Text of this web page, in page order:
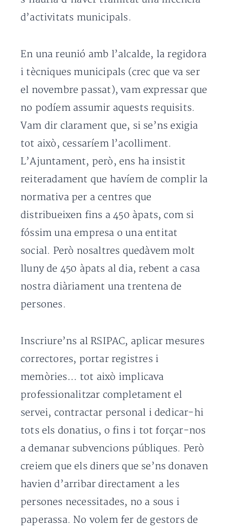
d’activitats municipals.
En una reunió amb l’alcalde, la regidora
i tècniques municipals (crec que va ser
el novembre passat), vam expressar que
no podíem assumir aquests requisits.
Vam dir clarament que, si se’ns exigia
tot això, cessaríem l’acolliment.
L’Ajuntament, però, ens ha insistit
reiteradament que havíem de complir la
normativa per a centres que
distribueixen fins a 450 àpats, com si
fóssim una empresa o una entitat
social. Però nosaltres quedàvem molt
lluny de 450 àpats al dia, rebent a casa
nostra diàriament una trentena de
persones.
Inscriure’ns al RSIPAC, aplicar mesures
correctores, portar registres i
memòries… tot això implicava
professionalitzar completament el
servei, contractar personal i dedicar-hi
tots els donatius, o fins i tot forçar-nos
a demanar subvencions públiques. Però
creiem que els diners que se’ns donaven
havien d’arribar directament a les
persones necessitades, no a sous i
paperassa. No volem fer de gestors de